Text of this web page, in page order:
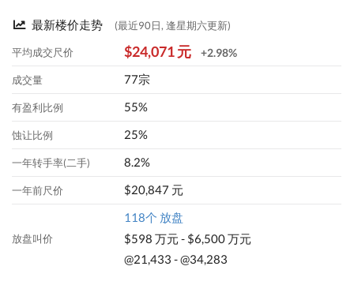
最新楼价走势 (最近90日, 逢星期六更新)
平均成交尺价 $24,071 元 +2.98%
成交量 77宗
有盈利比例 55%
蚀让比例 25%
一年转手率(二手) 8.2%
一年前尺价 $20,847 元
放盘叫价
118个 放盘
$598 万元 - $6,500 万元
@21,433 - @34,283